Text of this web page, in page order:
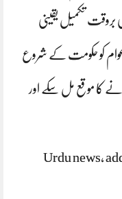
بروقت تکمیل یقینی
عوام کو حکومت کے شروع
کا موقع مل سکے اور
Urdu news,